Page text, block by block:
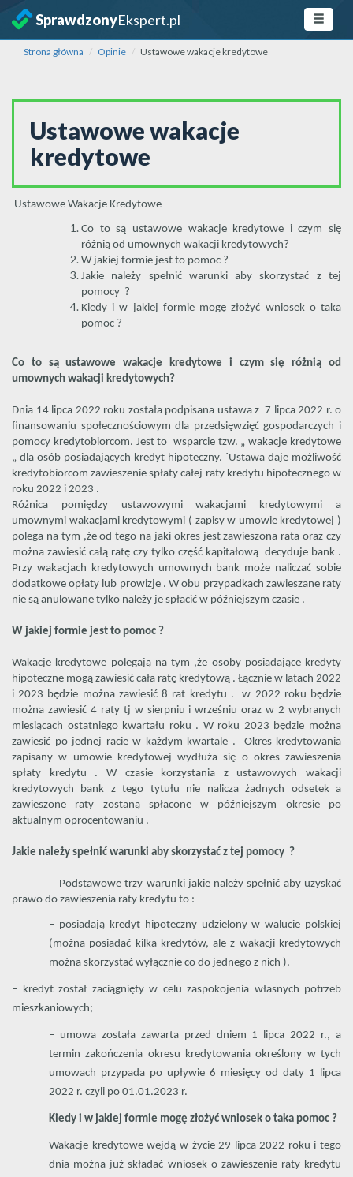
SprawdzonyEkspert.pl
Strona główna Opinie Ustawowe wakacje kredytowe
Ustawowe wakacje
kredytowe
Ustawowe Wakacje Kredytowe
Co to są ustawowe wakacje kredytowe i czym się
różnią od umownych wakacji kredytowych?
W jakiej formie jest to pomoc ?
Jakie należy spełnić warunki aby skorzystać z tej
pomocy ?
Kiedy i w jakiej formie mogę złożyć wniosek o taka
pomoc ?
Co to są ustawowe wakacje kredytowe i czym się różnią od
umownych wakacji kredytowych?
Dnia 14 lipca 2022 roku została podpisana ustawa z 7 lipca 2022 r. o
finansowaniu społecznościowym dla przedsięwzięć gospodarczych i
pomocy kredytobiorcom. Jest to wsparcie tzw. „ wakacje kredytowe
„ dla osób posiadających kredyt hipoteczny. `Ustawa daje możliwość
kredytobiorcom zawieszenie spłaty całej raty kredytu hipotecznego w
roku 2022 i 2023 .
Różnica pomiędzy ustawowymi wakacjami kredytowymi a
umownymi wakacjami kredytowymi ( zapisy w umowie kredytowej )
polega na tym ,że od tego na jaki okres jest zawieszona rata oraz czy
można zawiesić całą ratę czy tylko część kapitałową decyduje bank .
Przy wakacjach kredytowych umownych bank może naliczać sobie
dodatkowe opłaty lub prowizje . W obu przypadkach zawieszane raty
nie są anulowane tylko należy je spłacić w późniejszym czasie .
W jakiej formie jest to pomoc ?
Wakacje kredytowe polegają na tym ,że osoby posiadające kredyty
hipoteczne mogą zawiesić cała ratę kredytową . Łącznie w latach 2022
i 2023 będzie można zawiesić 8 rat kredytu . w 2022 roku będzie
można zawiesić 4 raty tj w sierpniu i wrześniu oraz w 2 wybranych
miesiącach ostatniego kwartału roku . W roku 2023 będzie można
zawiesić po jednej racie w każdym kwartale . Okres kredytowania
zapisany w umowie kredytowej wydłuża się o okres zawieszenia
spłaty kredytu . W czasie korzystania z ustawowych wakacji
kredytowych bank z tego tytułu nie nalicza żadnych odsetek a
zawieszone raty zostaną spłacone w późniejszym okresie po
aktualnym oprocentowaniu .
Jakie należy spełnić warunki aby skorzystać z tej pomocy ?
Podstawowe trzy warunki jakie należy spełnić aby uzyskać
prawo do zawieszenia raty kredytu to :
– posiadają kredyt hipoteczny udzielony w walucie polskiej
(można posiadać kilka kredytów, ale z wakacji kredytowych
można skorzystać wyłącznie co do jednego z nich ).
– kredyt został zaciągnięty w celu zaspokojenia własnych potrzeb
mieszkaniowych;
– umowa została zawarta przed dniem 1 lipca 2022 r., a
termin zakończenia okresu kredytowania określony w tych
umowach przypada po upływie 6 miesięcy od daty 1 lipca
2022 r. czyli po 01.01.2023 r.
Kiedy i w jakiej formie mogę złożyć wniosek o taka pomoc ?
Wakacje kredytowe wejdą w życie29 lipca2022 roku i tego
dnia można już składać wniosek o zawieszenie raty kredytu